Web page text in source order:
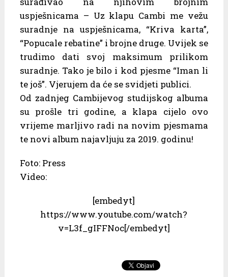
uspješnicama – Uz klapu Cambi me vežu
suradnje na uspješnicama, “Kriva karta”,
“Popucale rebatine” i brojne druge. Uvijek se
trudimo dati svoj maksimum prilikom
suradnje. Tako je bilo i kod pjesme “Iman li
te još”. Vjerujem da će se svidjeti publici.
Od zadnjeg Cambijevog studijskog albuma
su prošle tri godine, a klapa cijelo ovo
vrijeme marljivo radi na novim pjesmama
te novi album najavljuju za 2019. godinu!
Foto: Press
Video:
[embedyt]
https://www.youtube.com/watch?
v=L3f_gIFFNoc[/embedyt]